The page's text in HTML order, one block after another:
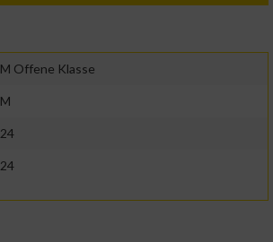
M Offene Klasse
M
24
24